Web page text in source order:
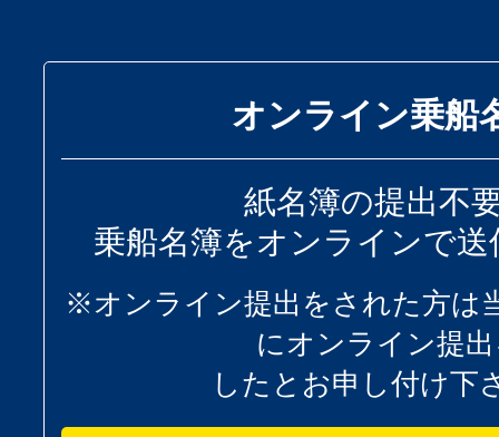
オンライン乗船
紙名簿の提出不
乗船名簿をオンラインで
※オンライン提出をされた方は
にオンライン提
したとお申し付け下